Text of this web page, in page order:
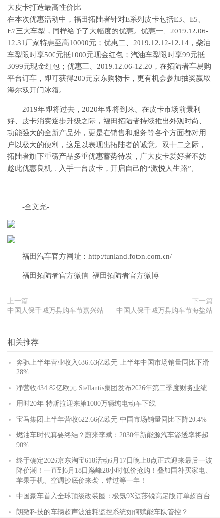
大皮卡打造最高性价比
在本次优惠活动中，福田拓陆者针对E系列皮卡包括E3、E5、
E7三大车型，同样给予了大幅度的优惠。优惠一、2019.12.06-
12.31厂家特惠至高10000元；优惠二、2019.12.12-12.14，柴油
车型限时享500元抵1000元现金红包；汽油车型限时享99元抵
3099元现金红包；优惠三、2019.12.06-12.20，在拓陆者车易购
平台订车，即可获得200元京东购物卡，更有机会参加抽奖赢取
海尔双开门冰箱。
2019年即将过去，2020年即将到来。在皮卡市场前景利
好、皮卡消费逐步升级之际，福田拓陆者持续推出外观时尚、
功能强大的全新产品外，更是在销售和服务等各个方面都对用
户以极大的便利，这足以表现出拓陆者的诚意。双十二之际，
拓陆者旗下重磅产品多重优惠蓄势待发，广大皮卡爱好者不妨
趁此优惠良机，入手一台皮卡，开启自己的“激悦人生路”。
-全文完-
福田汽车官方网址：http:/tunland.foton.com.cn/
福田拓陆者官方微信 福田拓陆者官方微博
上一篇
中国人保千城万县购车节嘉兴站
下一篇
中国人保千城万县购车节海盐站
相关推荐
奔驰上半年营业收入636.63亿欧元 上半年中国市场销量同比下滑
28%
净营收434.82亿欧元 Stellantis集团发布2026年第二季度财务业绩
用时20年 特斯拉迎来第1000万辆纯电动车下线
宝马集团上半年营收622.66亿欧元 中国市场销量同比下降20.4%
燃油车时代真要终结？蔚来李斌：2030年新能源汽车渗透率将超
90%
终于确定2026京东淘宝618活动6月17日晚上8点正式迎来最后一波
降价潮！一直到6月18日巅峰28小时低价抢购！叠加国补买家电、
苹果手机、空调抄底价来袭，错过等一年！
中国豪车首入全球顶级改装圈：极氪9X迈莎锐高定版订单超百台
朗致科技的车辆超声波油耗监控系统如何赋能车队管控？